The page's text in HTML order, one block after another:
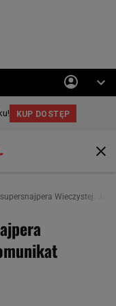
Wieczystej.